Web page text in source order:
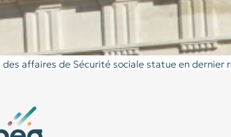
affaires de Sécurité sociale statue en